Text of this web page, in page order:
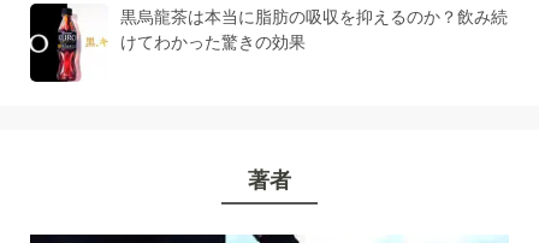
黒烏龍茶は本当に脂肪の吸収を抑えるのか？飲み続
けてわかった驚きの効果
著者